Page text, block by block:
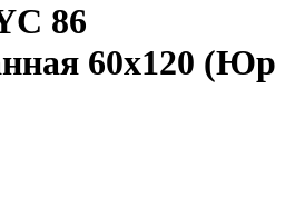
86
60х120 (Юр